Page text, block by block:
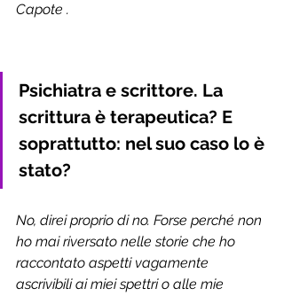
Capote .
Psichiatra e scrittore. La
scrittura è terapeutica? E
soprattutto: nel suo caso lo è
stato?
No, direi proprio di no. Forse perché non
ho mai riversato nelle storie che ho
raccontato aspetti vagamente
ascrivibili ai miei spettri o alle mie